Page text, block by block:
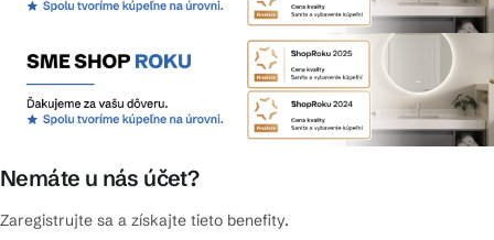
Nemáte u nás účet?
Zaregistrujte sa a získajte tieto benefity.